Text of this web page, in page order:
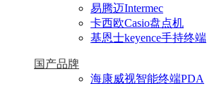
易腾迈Intermec
卡西欧Casio盘点机
基恩士keyence手持终端
国产品牌
海康威视智能终端PDA